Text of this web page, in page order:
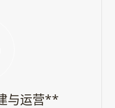
与运营**